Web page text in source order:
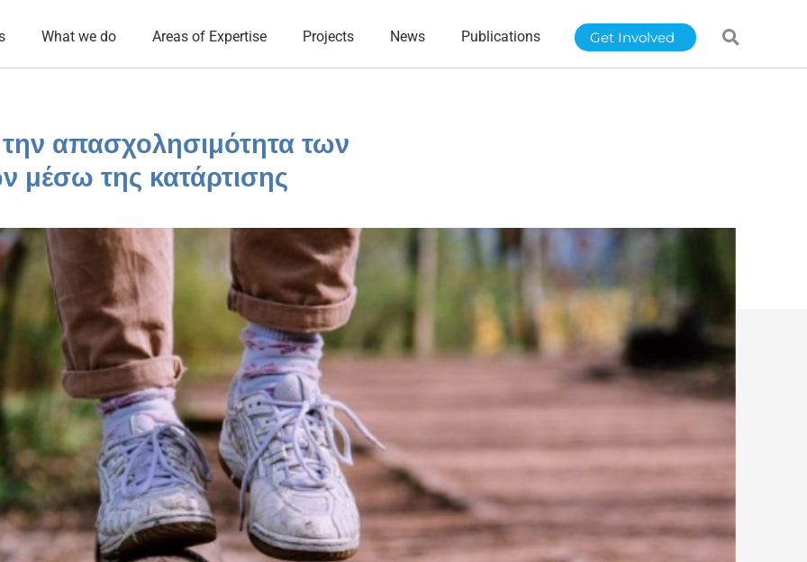
What we do Areas of Expertise Projects News Publications Get Involved
απασχολησιμότητα των
μέσω της κατάρτισης